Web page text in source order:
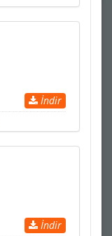
İndir
İndir